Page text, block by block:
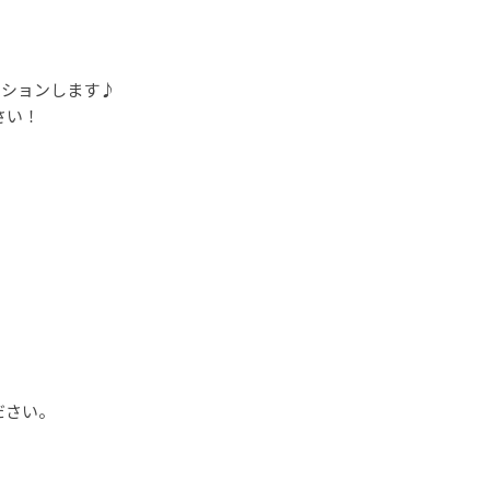
ョンします♪
！
い。